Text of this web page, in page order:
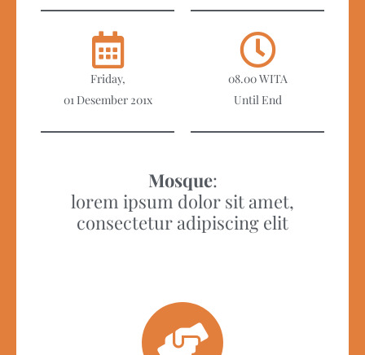
Friday,
01 Desember 201x
08.00 WITA
Until End
Mosque:
lorem ipsum dolor sit amet,
consectetur adipiscing elit